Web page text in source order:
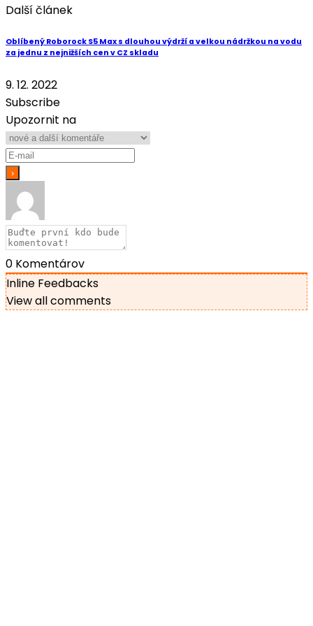
Další článek
Oblíbený Roborock S5 Max s dlouhou výdrží a velkou nádržkou na vodu
za jednu z nejnižších cen v CZ skladu
9. 12. 2022
Subscribe
Upozornit na
0 Komentárov
Inline Feedbacks
View all comments